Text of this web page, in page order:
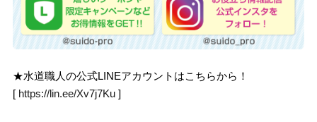
★水道職人の公式LINEアカウントはこちらから！
[ https://lin.ee/Xv7j7Ku ]